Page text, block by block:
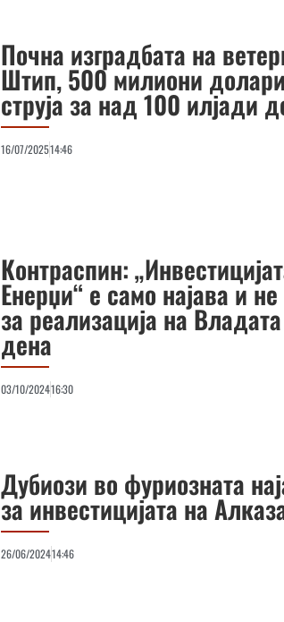
Почна изградбата на
Штип, 500 милиони
струја за над 100 илјади
16/07/202514:46
Контраспин:
Енерџи“ е само најава и
за реализација на
дена
03/10/202416:30
Дубиози во фуриозната
за инвестицијата на
26/06/202414:46